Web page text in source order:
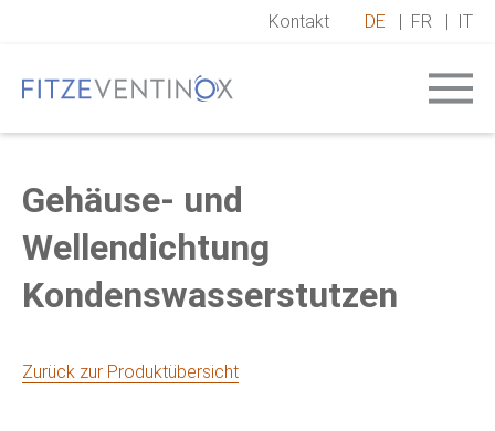
Kontakt DE | FR | IT
Gehäuse- und
Wellendichtung
Kondenswasserstutzen
Zurück zur Produktübersicht